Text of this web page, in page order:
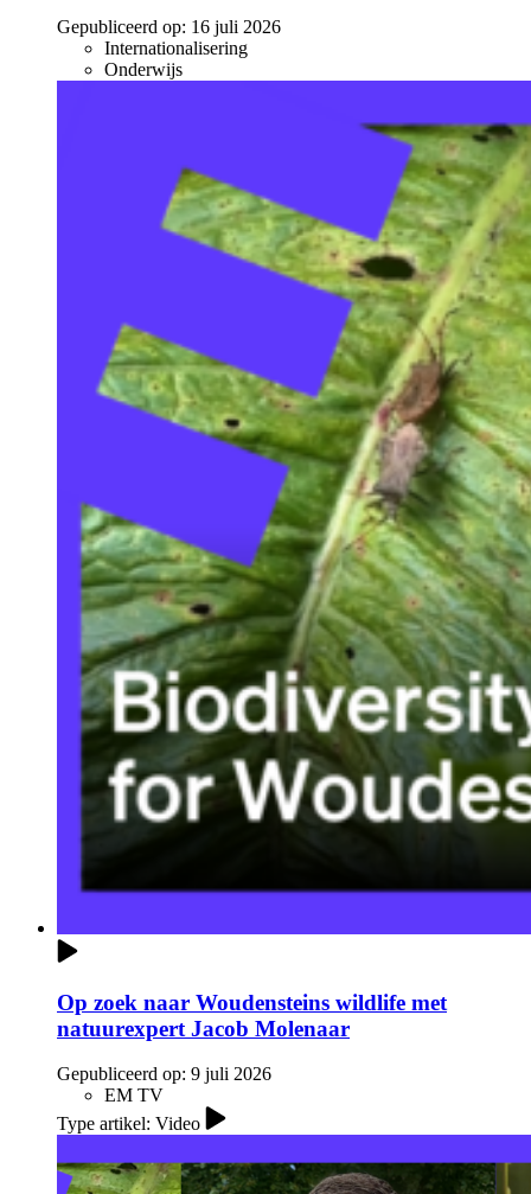
Gepubliceerd op: 16 juli 2026
Internationalisering
Onderwijs
Op zoek naar Woudensteins wildlife met
natuurexpert Jacob Molenaar
Gepubliceerd op: 9 juli 2026
EM TV
Type artikel: Video